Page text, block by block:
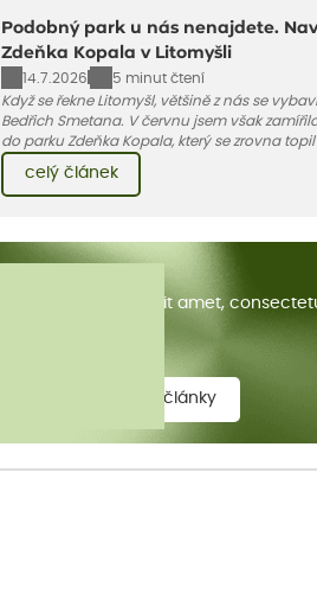
Podobný park u nás nenajdete.
Zdeňka Kopala v Litomyšli
14.7.2026
5 minut čtení
Když se řekne Litomyšl, většině z nás se
Bedřich Smetana. V červnu jsem však
do parku Zdeňka Kopala, který se zrovna
kvetoucích kopretin. Fotky řeknou víc než
nim pár řádků o tom, jak tento jedinečný kus
celý článek
Lorem ipsum dolor sit amet,
zobrazit všechny články